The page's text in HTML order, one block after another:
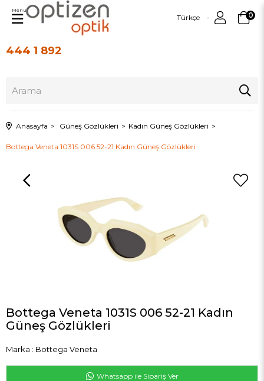
444 1 892
Türkçe 0
Menu
Anasayfa Güneş Gözlükleri Kadın Güneş Gözlükleri
Bottega Veneta 1031S 006 52-21 Kadın Güneş Gözlükleri
Bottega Veneta 1031S 006 52-21 Kadın
Güneş Gözlükleri
Marka : Bottega Veneta
Whatsapp ile Sipariş Ver